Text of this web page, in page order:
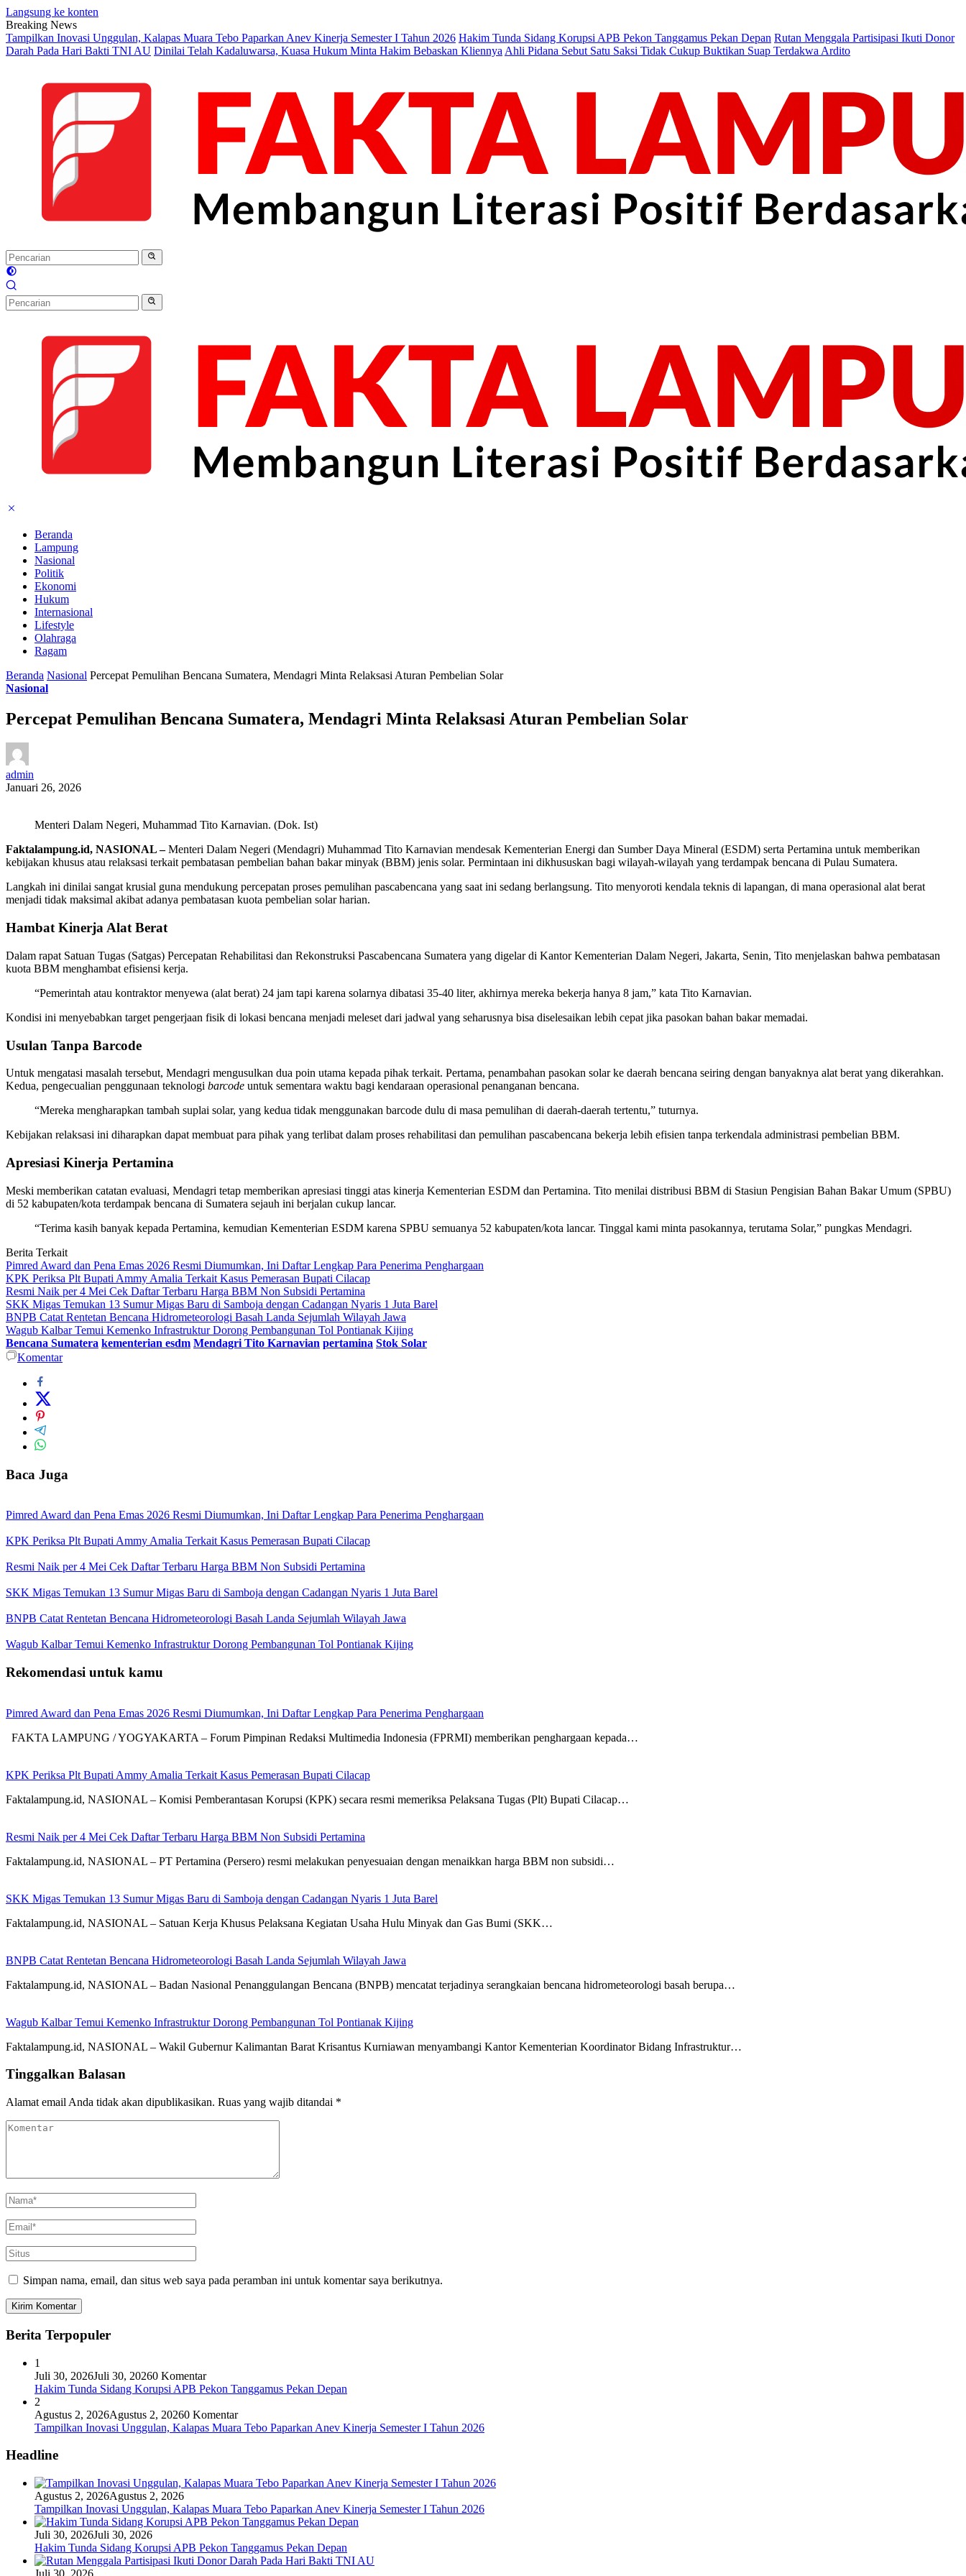
Langsung ke konten
Breaking News
Tampilkan Inovasi Unggulan, Kalapas Muara Tebo Paparkan Anev Kinerja Semester I Tahun 2026 Hakim Tunda Sidang Korupsi APB Pekon Tanggamus Pekan Depan Rutan Menggala Partisipasi Ikuti Donor
Darah Pada Hari Bakti TNI AU Dinilai Telah Kadaluwarsa, Kuasa Hukum Minta Hakim Bebaskan Kliennya Ahli Pidana Sebut Satu Saksi Tidak Cukup Buktikan Suap Terdakwa Ardito
Beranda
Lampung
Nasional
Politik
Ekonomi
Hukum
Internasional
Lifestyle
Olahraga
Ragam
Beranda Nasional Percepat Pemulihan Bencana Sumatera, Mendagri Minta Relaksasi Aturan Pembelian Solar
Nasional
Percepat Pemulihan Bencana Sumatera, Mendagri Minta Relaksasi Aturan Pembelian Solar
admin
Januari 26, 2026
Menteri Dalam Negeri, Muhammad Tito Karnavian. (Dok. Ist)
Faktalampung.id, NASIONAL –Menteri Dalam Negeri (Mendagri) Muhammad Tito Karnavian mendesak Kementerian Energi dan Sumber Daya Mineral (ESDM) serta Pertamina untuk memberikan
kebijakan khusus atau relaksasi terkait pembatasan pembelian bahan bakar minyak (BBM) jenis solar. Permintaan ini dikhususkan bagi wilayah-wilayah yang terdampak bencana di Pulau Sumatera.
Langkah ini dinilai sangat krusial guna mendukung percepatan proses pemulihan pascabencana yang saat ini sedang berlangsung. Tito menyoroti kendala teknis di lapangan, di mana operasional alat berat
menjadi tidak maksimal akibat adanya pembatasan kuota pembelian solar harian.
Hambat Kinerja Alat Berat
Dalam rapat Satuan Tugas (Satgas) Percepatan Rehabilitasi dan Rekonstruksi Pascabencana Sumatera yang digelar di Kantor Kementerian Dalam Negeri, Jakarta, Senin, Tito menjelaskan bahwa pembatasan
kuota BBM menghambat efisiensi kerja.
“Pemerintah atau kontraktor menyewa (alat berat) 24 jam tapi karena solarnya dibatasi 35-40 liter, akhirnya mereka bekerja hanya 8 jam,” kata Tito Karnavian.
Kondisi ini menyebabkan target pengerjaan fisik di lokasi bencana menjadi meleset dari jadwal yang seharusnya bisa diselesaikan lebih cepat jika pasokan bahan bakar memadai.
Usulan Tanpa Barcode
Untuk mengatasi masalah tersebut, Mendagri mengusulkan dua poin utama kepada pihak terkait. Pertama, penambahan pasokan solar ke daerah bencana seiring dengan banyaknya alat berat yang dikerahkan.
Kedua, pengecualian penggunaan teknologi barcode untuk sementara waktu bagi kendaraan operasional penanganan bencana.
“Mereka mengharapkan tambah suplai solar, yang kedua tidak menggunakan barcode dulu di masa pemulihan di daerah-daerah tertentu,” tuturnya.
Kebijakan relaksasi ini diharapkan dapat membuat para pihak yang terlibat dalam proses rehabilitasi dan pemulihan pascabencana bekerja lebih efisien tanpa terkendala administrasi pembelian BBM.
Apresiasi Kinerja Pertamina
Meski memberikan catatan evaluasi, Mendagri tetap memberikan apresiasi tinggi atas kinerja Kementerian ESDM dan Pertamina. Tito menilai distribusi BBM di Stasiun Pengisian Bahan Bakar Umum (SPBU)
di 52 kabupaten/kota terdampak bencana di Sumatera sejauh ini berjalan cukup lancar.
“Terima kasih banyak kepada Pertamina, kemudian Kementerian ESDM karena SPBU semuanya 52 kabupaten/kota lancar. Tinggal kami minta pasokannya, terutama Solar,” pungkas Mendagri.
Berita Terkait
Pimred Award dan Pena Emas 2026 Resmi Diumumkan, Ini Daftar Lengkap Para Penerima Penghargaan
KPK Periksa Plt Bupati Ammy Amalia Terkait Kasus Pemerasan Bupati Cilacap
Resmi Naik per 4 Mei Cek Daftar Terbaru Harga BBM Non Subsidi Pertamina
SKK Migas Temukan 13 Sumur Migas Baru di Samboja dengan Cadangan Nyaris 1 Juta Barel
BNPB Catat Rentetan Bencana Hidrometeorologi Basah Landa Sejumlah Wilayah Jawa
Wagub Kalbar Temui Kemenko Infrastruktur Dorong Pembangunan Tol Pontianak Kijing
Bencana Sumatera kementerian esdm Mendagri Tito Karnavian pertamina Stok Solar
Komentar
Baca Juga
Pimred Award dan Pena Emas 2026 Resmi Diumumkan, Ini Daftar Lengkap Para Penerima Penghargaan
KPK Periksa Plt Bupati Ammy Amalia Terkait Kasus Pemerasan Bupati Cilacap
Resmi Naik per 4 Mei Cek Daftar Terbaru Harga BBM Non Subsidi Pertamina
SKK Migas Temukan 13 Sumur Migas Baru di Samboja dengan Cadangan Nyaris 1 Juta Barel
BNPB Catat Rentetan Bencana Hidrometeorologi Basah Landa Sejumlah Wilayah Jawa
Wagub Kalbar Temui Kemenko Infrastruktur Dorong Pembangunan Tol Pontianak Kijing
Rekomendasi untuk kamu
Pimred Award dan Pena Emas 2026 Resmi Diumumkan, Ini Daftar Lengkap Para Penerima Penghargaan
FAKTA LAMPUNG / YOGYAKARTA – Forum Pimpinan Redaksi Multimedia Indonesia (FPRMI) memberikan penghargaan kepada…
KPK Periksa Plt Bupati Ammy Amalia Terkait Kasus Pemerasan Bupati Cilacap
Faktalampung.id, NASIONAL – Komisi Pemberantasan Korupsi (KPK) secara resmi memeriksa Pelaksana Tugas (Plt) Bupati Cilacap…
Resmi Naik per 4 Mei Cek Daftar Terbaru Harga BBM Non Subsidi Pertamina
Faktalampung.id, NASIONAL – PT Pertamina (Persero) resmi melakukan penyesuaian dengan menaikkan harga BBM non subsidi…
SKK Migas Temukan 13 Sumur Migas Baru di Samboja dengan Cadangan Nyaris 1 Juta Barel
Faktalampung.id, NASIONAL – Satuan Kerja Khusus Pelaksana Kegiatan Usaha Hulu Minyak dan Gas Bumi (SKK…
BNPB Catat Rentetan Bencana Hidrometeorologi Basah Landa Sejumlah Wilayah Jawa
Faktalampung.id, NASIONAL – Badan Nasional Penanggulangan Bencana (BNPB) mencatat terjadinya serangkaian bencana hidrometeorologi basah berupa…
Wagub Kalbar Temui Kemenko Infrastruktur Dorong Pembangunan Tol Pontianak Kijing
Faktalampung.id, NASIONAL – Wakil Gubernur Kalimantan Barat Krisantus Kurniawan menyambangi Kantor Kementerian Koordinator Bidang Infrastruktur…
Tinggalkan Balasan
Alamat email Anda tidak akan dipublikasikan. Ruas yang wajib ditandai *
Simpan nama, email, dan situs web saya pada peramban ini untuk komentar saya berikutnya.
Berita Terpopuler
1
Juli 30, 2026Juli 30, 20260 Komentar
Hakim Tunda Sidang Korupsi APB Pekon Tanggamus Pekan Depan
2
Agustus 2, 2026Agustus 2, 20260 Komentar
Tampilkan Inovasi Unggulan, Kalapas Muara Tebo Paparkan Anev Kinerja Semester I Tahun 2026
Headline
Agustus 2, 2026Agustus 2, 2026
Tampilkan Inovasi Unggulan, Kalapas Muara Tebo Paparkan Anev Kinerja Semester I Tahun 2026
Juli 30, 2026Juli 30, 2026
Hakim Tunda Sidang Korupsi APB Pekon Tanggamus Pekan Depan
Juli 30, 2026